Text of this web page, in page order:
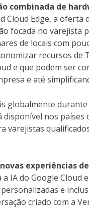
combinada de
Cloud Edge, a
focada no varejista
de locais com
recursos
e que podem ser
e até
globalmente
nos
varejistas
experiências
a IA do Google
e
criado com a